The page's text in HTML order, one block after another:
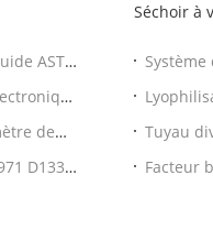
ASTM
de
D1331
Séchoir à
Tuyau
LGJ-18T
Facteur